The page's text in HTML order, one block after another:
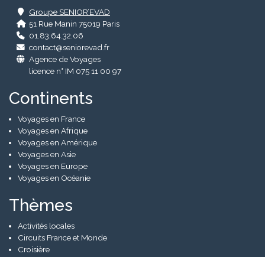
Groupe SENIOR’EVAD
51 Rue Manin 75019 Paris
01.83.64.32.06
contact@seniorevad.fr
Agence de Voyages
licence n° IM 075 11 00 97
Continents
Voyages en France
Voyages en Afrique
Voyages en Amérique
Voyages en Asie
Voyages en Europe
Voyages en Océanie
Thèmes
Activités locales
Circuits France et Monde
Croisière